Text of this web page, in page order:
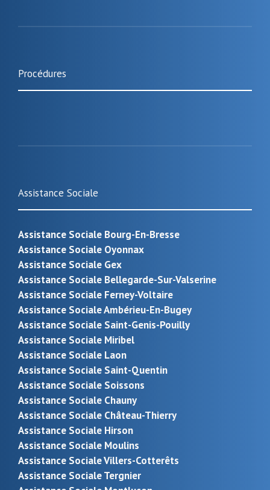
Procédures
Assistance Sociale
Assistance Sociale Bourg-En-Bresse
Assistance Sociale Oyonnax
Assistance Sociale Gex
Assistance Sociale Bellegarde-Sur-Valserine
Assistance Sociale Ferney-Voltaire
Assistance Sociale Ambérieu-En-Bugey
Assistance Sociale Saint-Genis-Pouilly
Assistance Sociale Miribel
Assistance Sociale Laon
Assistance Sociale Saint-Quentin
Assistance Sociale Soissons
Assistance Sociale Chauny
Assistance Sociale Château-Thierry
Assistance Sociale Hirson
Assistance Sociale Moulins
Assistance Sociale Villers-Cotterêts
Assistance Sociale Tergnier